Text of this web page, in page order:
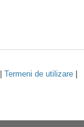
Termeni de utilizare|